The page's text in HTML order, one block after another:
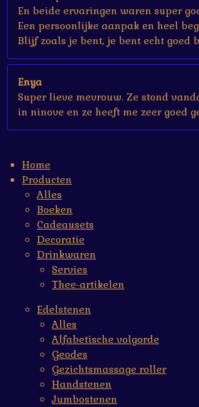
En beide ervaringen waren super
Een persoonlijke aanpak en heel
Blijf zoals je bent, je bent echt goed
Enya
Super lieve mevrouw. Ze stond
in ninove en ze heeft me zeer goed
Home
Producten
Alles
Boeken
Cadeausets
Decoratie
Drinkwaren
Servies
Thee-artikelen
Edelstenen
Alles
Alfabetische volgorde
Geodes
Gezichtsmassage roller
Handstenen
Jumbostenen